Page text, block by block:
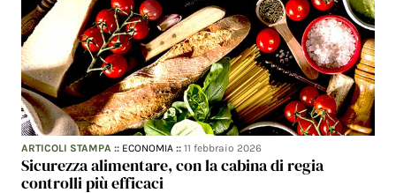
ARTICOLI STAMPA :: ECONOMIA ::11 febbraio 2026
Sicurezza alimentare, con la cabina di regia
controlli più efficaci